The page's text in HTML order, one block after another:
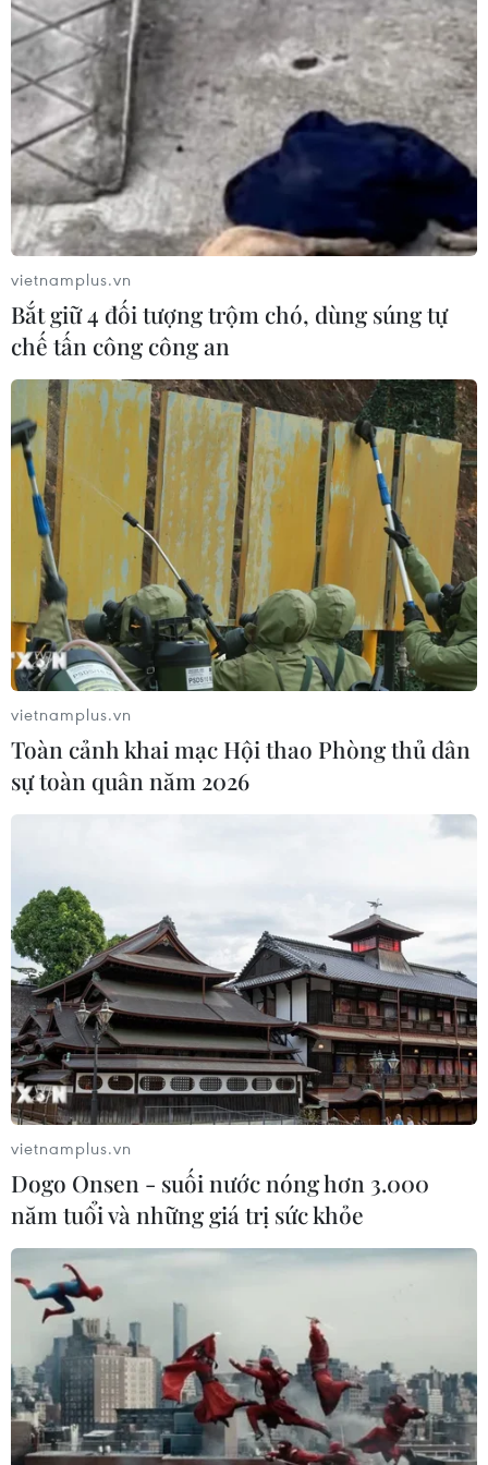
Campuchia nỗ lực bảo tồn động vật
hoang dã trước nguy cơ tuyệt chủng
07/08/2026 22:45
Áp thấp nhiệt đới trên vịnh Bắc Bộ sẽ
gây ảnh hưởng thế nào tới Việt Nam?
Nứt núi, Thanh Hóa sơ tán khẩn cấp
nhiều hộ dân
07/08/2026 13:17
Cảnh báo lũ trên lưu vực sông Thao
tại trạm Yên Bái
07/08/2026 11:51
Xem thêm
Tổng Biên tập: TRẦN TIẾN DUẨN
Phó Tổng Biên tập: NGUYỄN THỊ TÁM, KHÚC THANH
THỦY
Sở hữu trí tuệ
Quy định sử dụng
RSS
Hỗ trợ
Ngôn ngữ
TTXVN
Dịch vụ tin
Quảng cáo
Giấy phép số: 1374/GP-BTTTT do Bộ Thông tin và Truyền thông
cấp ngày 11/9/2008.
Quảng cáo: Phó TBT Nguyễn Thị Tám: 093.5958688, Email:
tamvna@gmail.com
Điện thoại: (024) 39411349 - (024) 39411348, Fax: (024)
39411348
Email:vietnamplus2008@gmail.com
vietnamplus.vn
Bắt giữ 4 đối tượng trộm chó, dùng súng tự
chế tấn công công an
vietnamplus.vn
Toàn cảnh khai mạc Hội thao Phòng thủ dân
sự toàn quân năm 2026
vietnamplus.vn
Dogo Onsen - suối nước nóng hơn 3.000
năm tuổi và những giá trị sức khỏe